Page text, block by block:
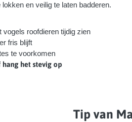
en veilig te laten badderen.
vogels roofdieren tijdig zien
fris blijft
te voorkomen
hang het stevig op
Tip van